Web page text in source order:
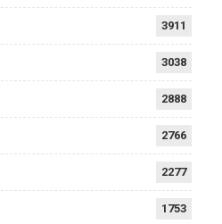
3911
3038
2888
2766
2277
1753